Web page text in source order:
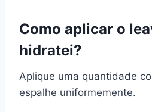
Como aplicar o
hidratei?
Aplique uma quantidade
espalhe uniformemente.